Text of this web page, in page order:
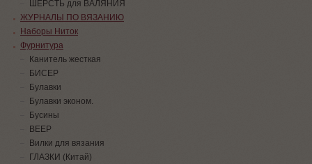
ШЕРСТЬ для ВАЛЯНИЯ
ЖУРНАЛЫ ПО ВЯЗАНИЮ
Наборы Ниток
Фурнитура
Канитель жесткая
БИСЕР
Булавки
Булавки эконом.
Бусины
ВЕЕР
Вилки для вязания
ГЛАЗКИ (Китай)